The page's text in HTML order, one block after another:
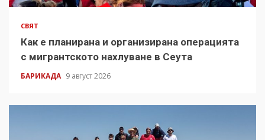
СВЯТ
Как е планирана и организирана операцията
с мигрантското нахлуване в Сеута
БАРИКАДА 9 август 2026